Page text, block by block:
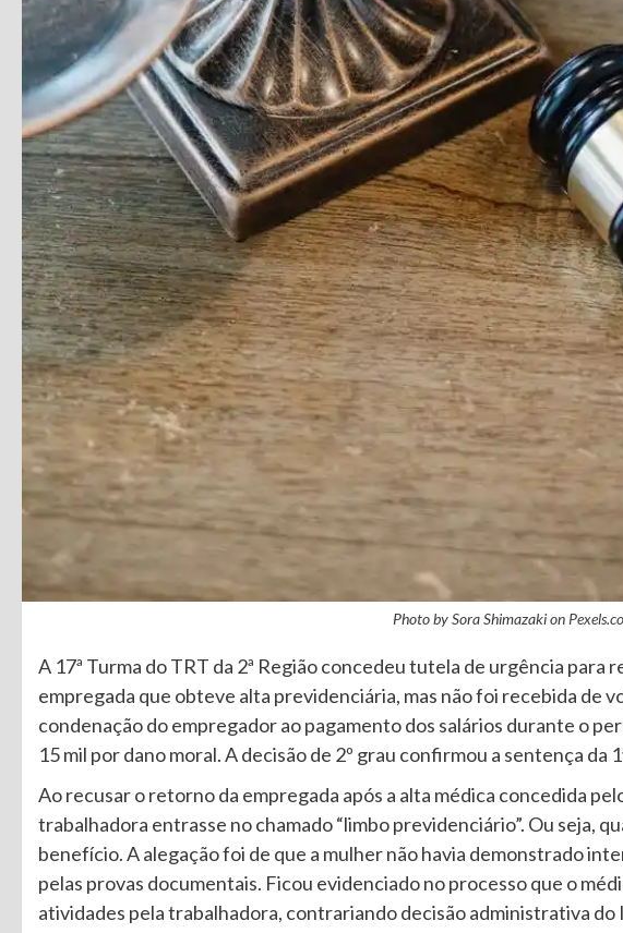
Photo by Sora Shimazaki on
A 17ª Turma do TRT da 2ª Região concedeu tutela de urgência para
empregada que obteve alta previdenciária, mas não foi recebida de
condenação do empregador ao pagamento dos salários durante o
15 mil por dano moral. A decisão de 2º grau confirmou a sentença da
Ao recusar o retorno da empregada após a alta médica concedida
trabalhadora entrasse no chamado “limbo previdenciário”. Ou seja,
benefício. A alegação foi de que a mulher não havia demonstrado
pelas provas documentais. Ficou evidenciado no processo que o
atividades pela trabalhadora, contrariando decisão administrativa do